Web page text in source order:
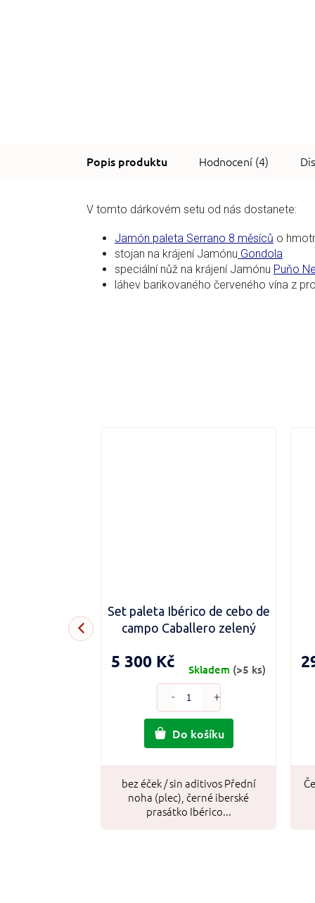
Set paleta Ibérico de cebo de
campo Caballero zelený
5 300 Kč
Do košíku
bez éček / sin aditivos Přední
noha (plec), černé iberské
prasátko Ibérico...
Skladem (>5 ks)
Hodnocení (4)
V tomto dárkovém setu od nás dostanete:
Jamón paleta Serrano 8 měsíců o
stojan na krájení Jamónu Gondola
speciální nůž na krájení Jamónu Puňo
láhev barikovaného červeného vína z